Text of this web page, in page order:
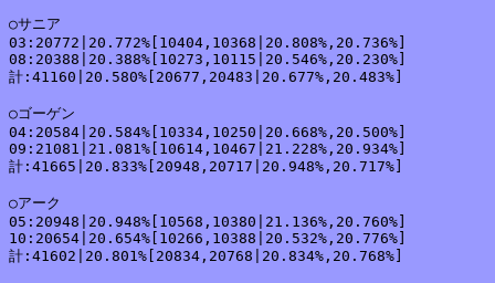
○サニア
03:20772|20.772%[10404,10368|20.808%,20.736%]
08:20388|20.388%[10273,10115|20.546%,20.230%]
計:41160|20.580%[20677,20483|20.677%,20.483%]
○ゴーゲン
04:20584|20.584%[10334,10250|20.668%,20.500%]
09:21081|21.081%[10614,10467|21.228%,20.934%]
計:41665|20.833%[20948,20717|20.948%,20.717%]
○アーク
05:20948|20.948%[10568,10380|21.136%,20.760%]
10:20654|20.654%[10266,10388|20.532%,20.776%]
計:41602|20.801%[20834,20768|20.834%,20.768%]